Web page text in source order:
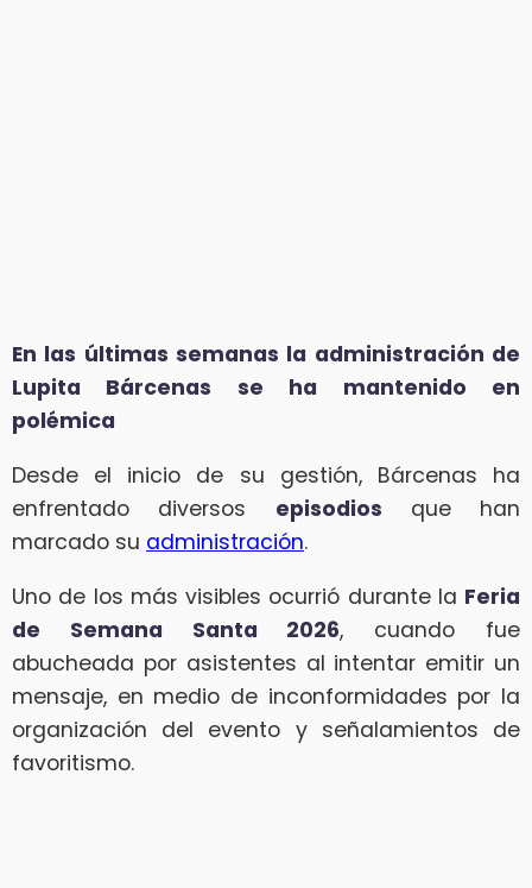
En las últimas semanas la administración de
Lupita Bárcenas se ha mantenido en
polémica
Desde el inicio de su gestión, Bárcenas ha
enfrentado diversos episodios que han
marcado su administración.
Uno de los más visibles ocurrió durante la Feria
de Semana Santa 2026, cuando fue
abucheada por asistentes al intentar emitir un
mensaje, en medio de inconformidades por la
organización del evento y señalamientos de
favoritismo.